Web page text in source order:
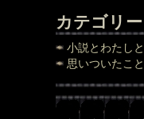
カテゴリー
小説とわたし
思いついたこと